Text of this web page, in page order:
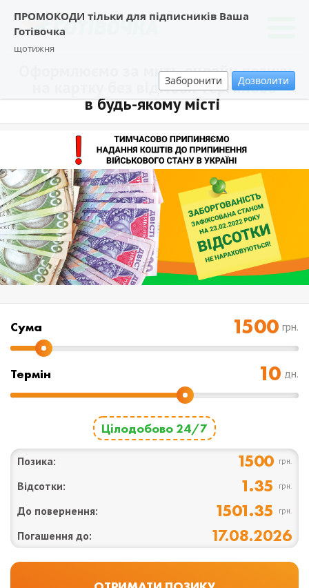
ПРОМОКОДИ тільки для підписників Ваша
Готівочка
щотижня
Заборонити Дозволити
Оформлюємо за мить онлайн позику
на картку без відмови терміново
в будь-якому місті
Cума грн.
Термін дн.
Цілодобово 24/7
Позика: 1500 грн.
Відсотки: 1.35 грн.
До повернення: 1501.35 грн.
Погашення до: 17.08.2026